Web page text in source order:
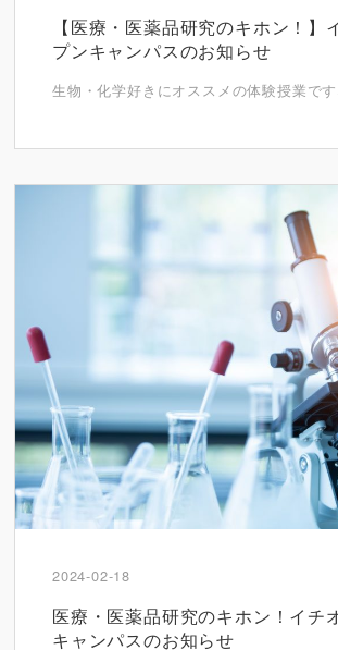
【医療・医薬品研究のキホン！】
プンキャンパスのお知らせ
生物・化学好きにオススメの体験授業で
2024-02-18
医療・医薬品研究のキホン！イチ
キャンパスのお知らせ